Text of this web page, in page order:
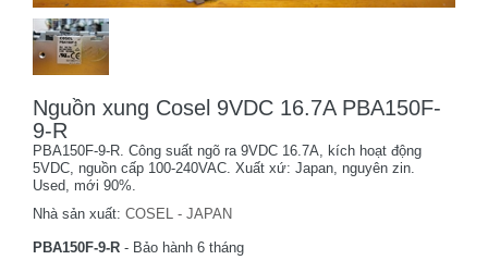
Nguồn xung Cosel 9VDC 16.7A PBA150F-
9-R
PBA150F-9-R. Công suất ngõ ra 9VDC 16.7A, kích hoạt động
5VDC, nguồn cấp 100-240VAC. Xuất xứ: Japan, nguyên zin.
Used, mới 90%.
Nhà sản xuất: COSEL - JAPAN
PBA150F-9-R - Bảo hành 6 tháng